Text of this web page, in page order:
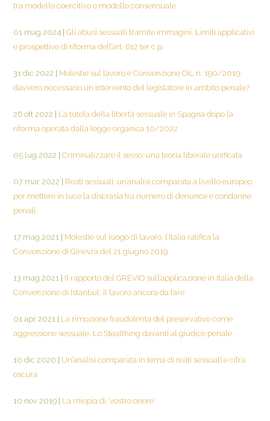
tra modello coercitivo e modello consensuale
01 mag 2024 Gli abusi sessuali tramite immagini. Limiti applicativi
e prospettive di riforma dell’art. 612 ter c.p.
31 dic 2022
Molestie sul lavoro e Convenzione OIL n. 190/2019:
davvero necessario un intervento del legislatore in ambito penale?
26 ott 2022
La tutela della libertà sessuale in Spagna dopo la
riforma operata dalla legge organica 10/2022
05 lug 2022 Criminalizzare il sesso: una teoria liberale unificata
07 mar 2022
Reati sessuali: un’analisi comparata a livello europeo
per mettere in luce la discrasia tra numero di denunce e condanne
penali
17 mag 2021
Molestie sul luogo di lavoro: l’Italia ratifica la
Convenzione di Ginevra del 21 giugno 2019
13 mag 2021
Il rapporto del GREVIO sull’applicazione in Italia della
Convenzione di Istanbul: il lavoro ancora da fare
01 apr 2021
La rimozione fraudolenta del preservativo come
aggressione sessuale. Lo Stealthing davanti al giudice penale
10 dic 2020
Un’analisi comparata in tema di reati sessuali e cifra
oscura
10 nov 2019 La miopia di 'vostro onore'